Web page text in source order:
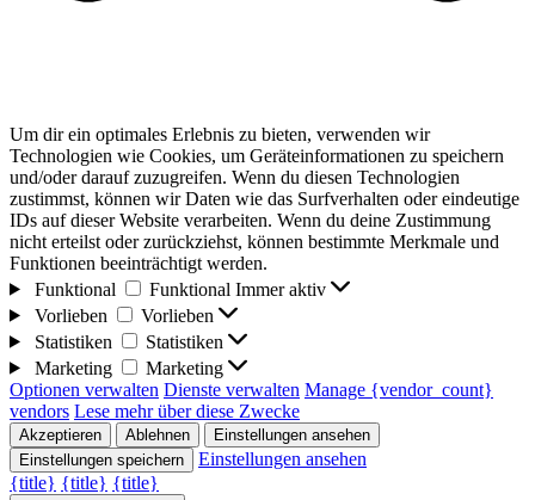
Um dir ein optimales Erlebnis zu bieten, verwenden wir
Technologien wie Cookies, um Geräteinformationen zu speichern
und/oder darauf zuzugreifen. Wenn du diesen Technologien
zustimmst, können wir Daten wie das Surfverhalten oder eindeutige
IDs auf dieser Website verarbeiten. Wenn du deine Zustimmung
nicht erteilst oder zurückziehst, können bestimmte Merkmale und
Funktionen beeinträchtigt werden.
Funktional
Funktional Immer aktiv
Vorlieben
Vorlieben
Statistiken
Statistiken
Marketing
Marketing
Optionen verwalten Dienste verwalten Manage {vendor_count}
vendors Lese mehr über diese Zwecke
Akzeptieren Ablehnen
Einstellungen ansehen
Einstellungen speichern
Einstellungen ansehen
{title} {title} {title}